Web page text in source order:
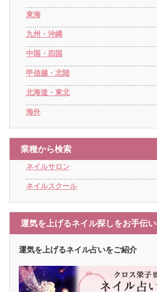
東海
九州・沖縄
中国・四国
甲信越・北陸
北海道・東北
海外
業種から検索
ネイルサロン
ネイルスクール
運気を上げるネイル探しをお手伝い
運気を上げるネイル占いをご紹介